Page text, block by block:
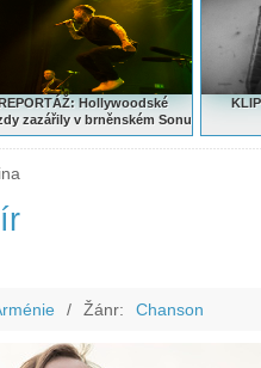
Hollywoodské
zazářily v brněnském Sonu
/ Žánr: Chanson